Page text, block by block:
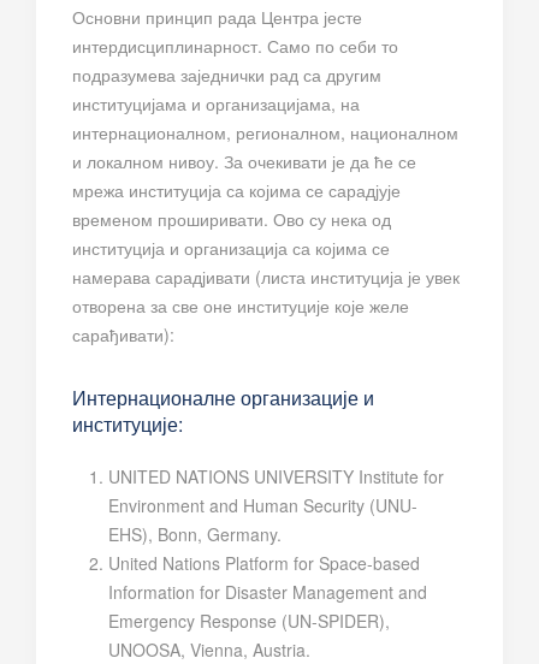
Основни принцип рада Центра јесте
интердисциплинарност. Само по себи то
подразумева заједнички рад са другим
институцијама и организацијама, на
интернационалном, регионалном, националном
и локалном нивоу. За очекивати је да ће се
мрежа институција са којима се сарадјује
временом проширивати. Ово су нека од
институција и организација са којима се
намерава сарадјивати (листа институција је увек
отворена за све оне институције које желе
сарађивати):
Интернационалне организације и
институције:
UNITED NATIONS UNIVERSITY Institute for
Environment and Human Security (UNU-
EHS), Bonn, Germany.
United Nations Platform for Space-based
Information for Disaster Management and
Emergency Response (UN-SPIDER),
UNOOSA, Vienna, Austria.